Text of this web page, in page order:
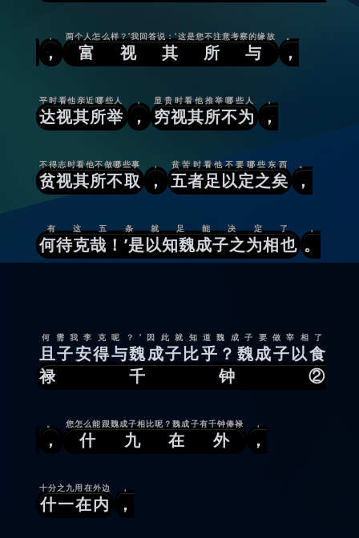
，
，
富视其所与
两个人怎么样？’我回答说：‘这是您不注意考察的缘故
，
。
达视其所举
平时看他亲近哪些人
，
，
穷视其所不为
显贵时看他推举哪些人
，
，
贫视其所不取
不得志时看他不做哪些事
，
，
五者足以定之矣
贫苦时看他不要哪些东西
，
。
何待克哉！’是以知魏成子之为相也
有这五条就足能决定了
。
，
且子安得与魏成子比乎？魏成子以食
禄千钟②
何需我李克呢？’因此就知道魏成子要做宰相了
，
。
什九在外
您怎么能跟魏成子相比呢？魏成子有千钟俸禄
，
，
什一在内
十分之九用在外边
，
，